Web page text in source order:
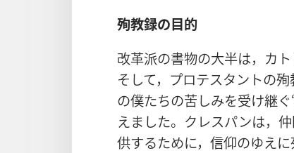
殉教録の目的
改革派の書物の大半は，カ
そして，プロテスタントの
の僕たちの苦しみを受け継
えました。クレスパンは，
供するために，信仰のゆえ